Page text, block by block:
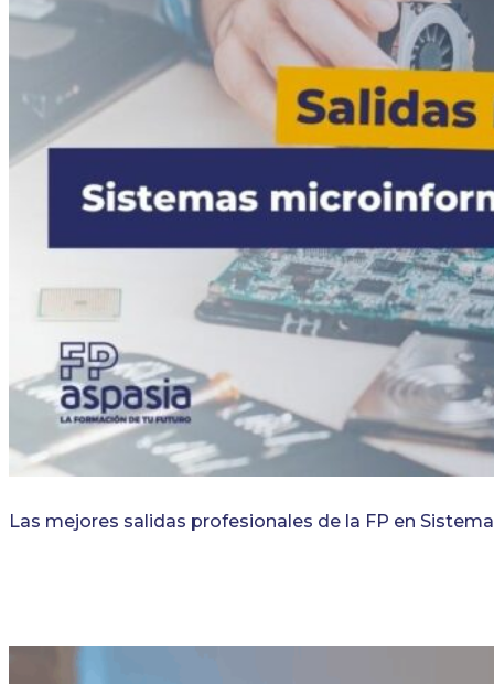
Las mejores salidas profesionales de la FP en